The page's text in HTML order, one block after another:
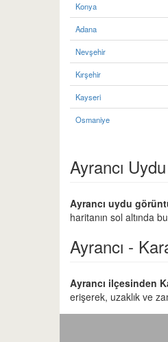
Konya
Adana
Nevşehir
Kırşehir
Kayseri
Osmaniye
Ayrancı
Ayrancı uydu
haritanın sol altında
Ayrancı -
Ayrancı ilçesinden
erişerek, uzaklık ve